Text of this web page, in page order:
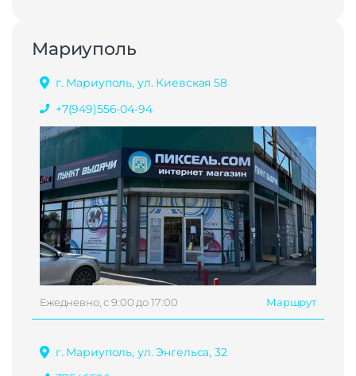
Мариуполь
г. Мариуполь, ул. Киевская 58
+7(949)556-04-94
Ежедневно, с 9:00 до 17:00 Маршрут
г. Мариуполь, ул. Энгельса, 32